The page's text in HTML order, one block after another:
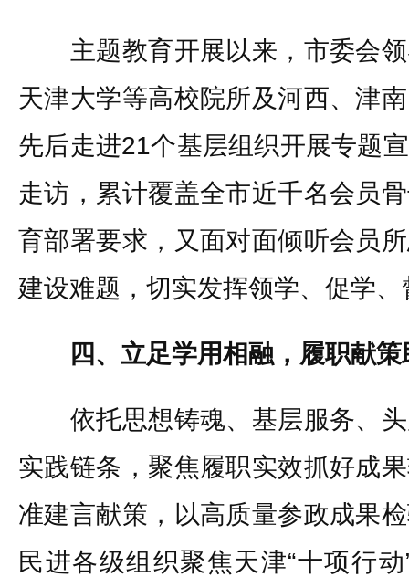
主题教育开展以来，市委会领
天津大学等高校院所及河西、津
先后走进21个基层组织开展专题
走访，累计覆盖全市近千名会员
育部署要求，又面对面倾听会员
建设难题，切实发挥领学、促学
四、立足学用相融，履职献
依托思想铸魂、基层服务、头
实践链条，聚焦履职实效抓好成
准建言献策，以高质量参政成果
民进各级组织聚焦天津“十项行动